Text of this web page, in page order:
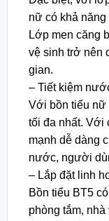
nữ có khả năng
Lớp men căng
vệ sinh trở nên
gian.
– Tiết kiệm
Với bồn tiểu nữ
tối đa nhất. Với
mạnh dễ dàng
nước, người
– Lắp đặt linh
Bồn tiểu BT5
phòng tắm,